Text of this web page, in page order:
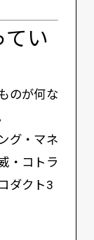
てい
のが何な
グ・マネ
・コトラ
ダクト3